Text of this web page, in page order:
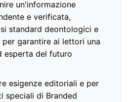
un'informazione
e verificata,
standard deontologici e
garantire ai lettori una
esperta del futuro
esigenze editoriali e per
speciali di Branded